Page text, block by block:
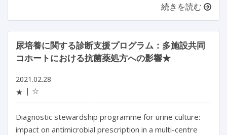
続きを読む
尿培養に関する診断支援プログラム：多施設共同
コホートにおける抗菌薬処方への影響★
2021.02.28
★
☆
Diagnostic stewardship programme for urine culture:
impact on antimicrobial prescription in a multi-centre